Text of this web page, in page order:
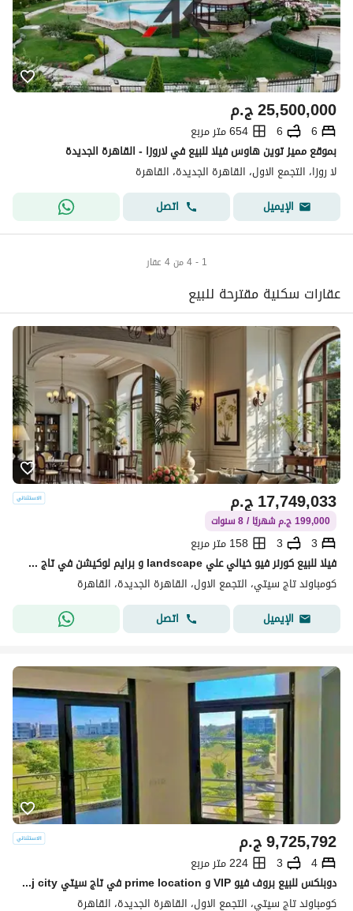
ج.م25,500,000
6
6
654 متر مربع
بموقع مميز توين هاوس فيلا للبيع في لاروزا - القاهرة الجديدة
لا روزا، التجمع الاول، القاهرة الجديدة، القاهرة
الإيميل
اتصل
1 - 4 من 4 عقار
عقارات سكنية مقترحة للبيع
ج.م17,749,033
199,000 ج.م شهريًا / 8 سنوات
3
3
158 متر مربع
فيلا للبيع كورنر فيو خيالي علي landscape و برايم لوكيشن في تاج سيتي taj city بالتقسيط
كومباوند تاج سيتي، التجمع الاول، القاهرة الجديدة، القاهرة
الإيميل
اتصل
ج.م9,725,792
4
3
224 متر مربع
دوبلكس للبيع بروف فيو VIP و prime location في تاج سيتي taj city في التجمع
كومباوند تاج سيتي، التجمع الاول، القاهرة الجديدة، القاهرة